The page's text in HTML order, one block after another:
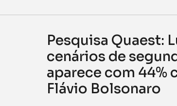
Pesquisa Quaest:
cenários de
aparece com 44%
Flávio Bolsonaro